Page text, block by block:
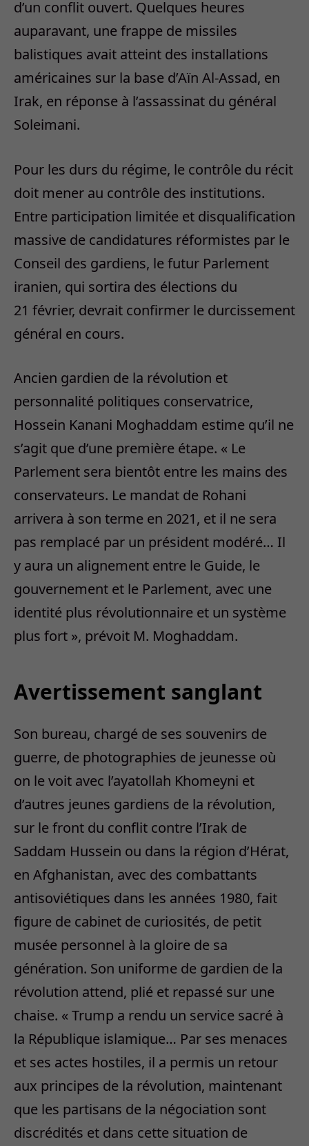
d’un conflit ouvert. Quelques heures
auparavant, une frappe de missiles
balistiques avait atteint des installations
américaines sur la base d’Aïn Al-Assad, en
Irak, en réponse à l’assassinat du général
Soleimani.
Pour les durs du régime, le contrôle du récit
doit mener au contrôle des institutions.
Entre participation limitée et disqualification
massive de candidatures réformistes par le
Conseil des gardiens, le futur Parlement
iranien, qui sortira des élections du
21 février, devrait confirmer le durcissement
général en cours.
Ancien gardien de la révolution et
personnalité politiques conservatrice,
Hossein Kanani Moghaddam estime qu’il ne
s’agit que d’une première étape. « Le
Parlement sera bientôt entre les mains des
conservateurs. Le mandat de Rohani
arrivera à son terme en 2021, et il ne sera
pas remplacé par un président modéré… Il
y aura un alignement entre le Guide, le
gouvernement et le Parlement, avec une
identité plus révolutionnaire et un système
plus fort », prévoit M. Moghaddam.
Avertissement sanglant
Son bureau, chargé de ses souvenirs de
guerre, de photographies de jeunesse où
on le voit avec l’ayatollah Khomeyni et
d’autres jeunes gardiens de la révolution,
sur le front du conflit contre l’Irak de
Saddam Hussein ou dans la région d’Hérat,
en Afghanistan, avec des combattants
antisoviétiques dans les années 1980, fait
figure de cabinet de curiosités, de petit
musée personnel à la gloire de sa
génération. Son uniforme de gardien de la
révolution attend, plié et repassé sur une
chaise. « Trump a rendu un service sacré à
la République islamique… Par ses menaces
et ses actes hostiles, il a permis un retour
aux principes de la révolution, maintenant
que les partisans de la négociation sont
discrédités et dans cette situation de